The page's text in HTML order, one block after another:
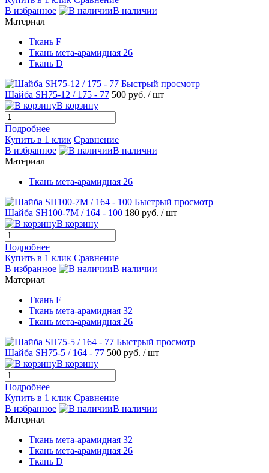
В избранное
В наличии
Материал
Ткань F
Ткань мета-арамидная 26
Ткань D
Быстрый просмотр
Шайба SH75-12 / 175 - 77 500 руб. / шт
В корзину
Подробнее
Купить в 1 клик Сравнение
В избранное
В наличии
Материал
Ткань мета-арамидная 26
Быстрый просмотр
Шайба SH100-7М / 164 - 100 180 руб. / шт
В корзину
Подробнее
Купить в 1 клик Сравнение
В избранное
В наличии
Материал
Ткань F
Ткань мета-арамидная 32
Ткань мета-арамидная 26
Быстрый просмотр
Шайба SH75-5 / 164 - 77 500 руб. / шт
В корзину
Подробнее
Купить в 1 клик Сравнение
В избранное
В наличии
Материал
Ткань мета-арамидная 32
Ткань мета-арамидная 26
Ткань D